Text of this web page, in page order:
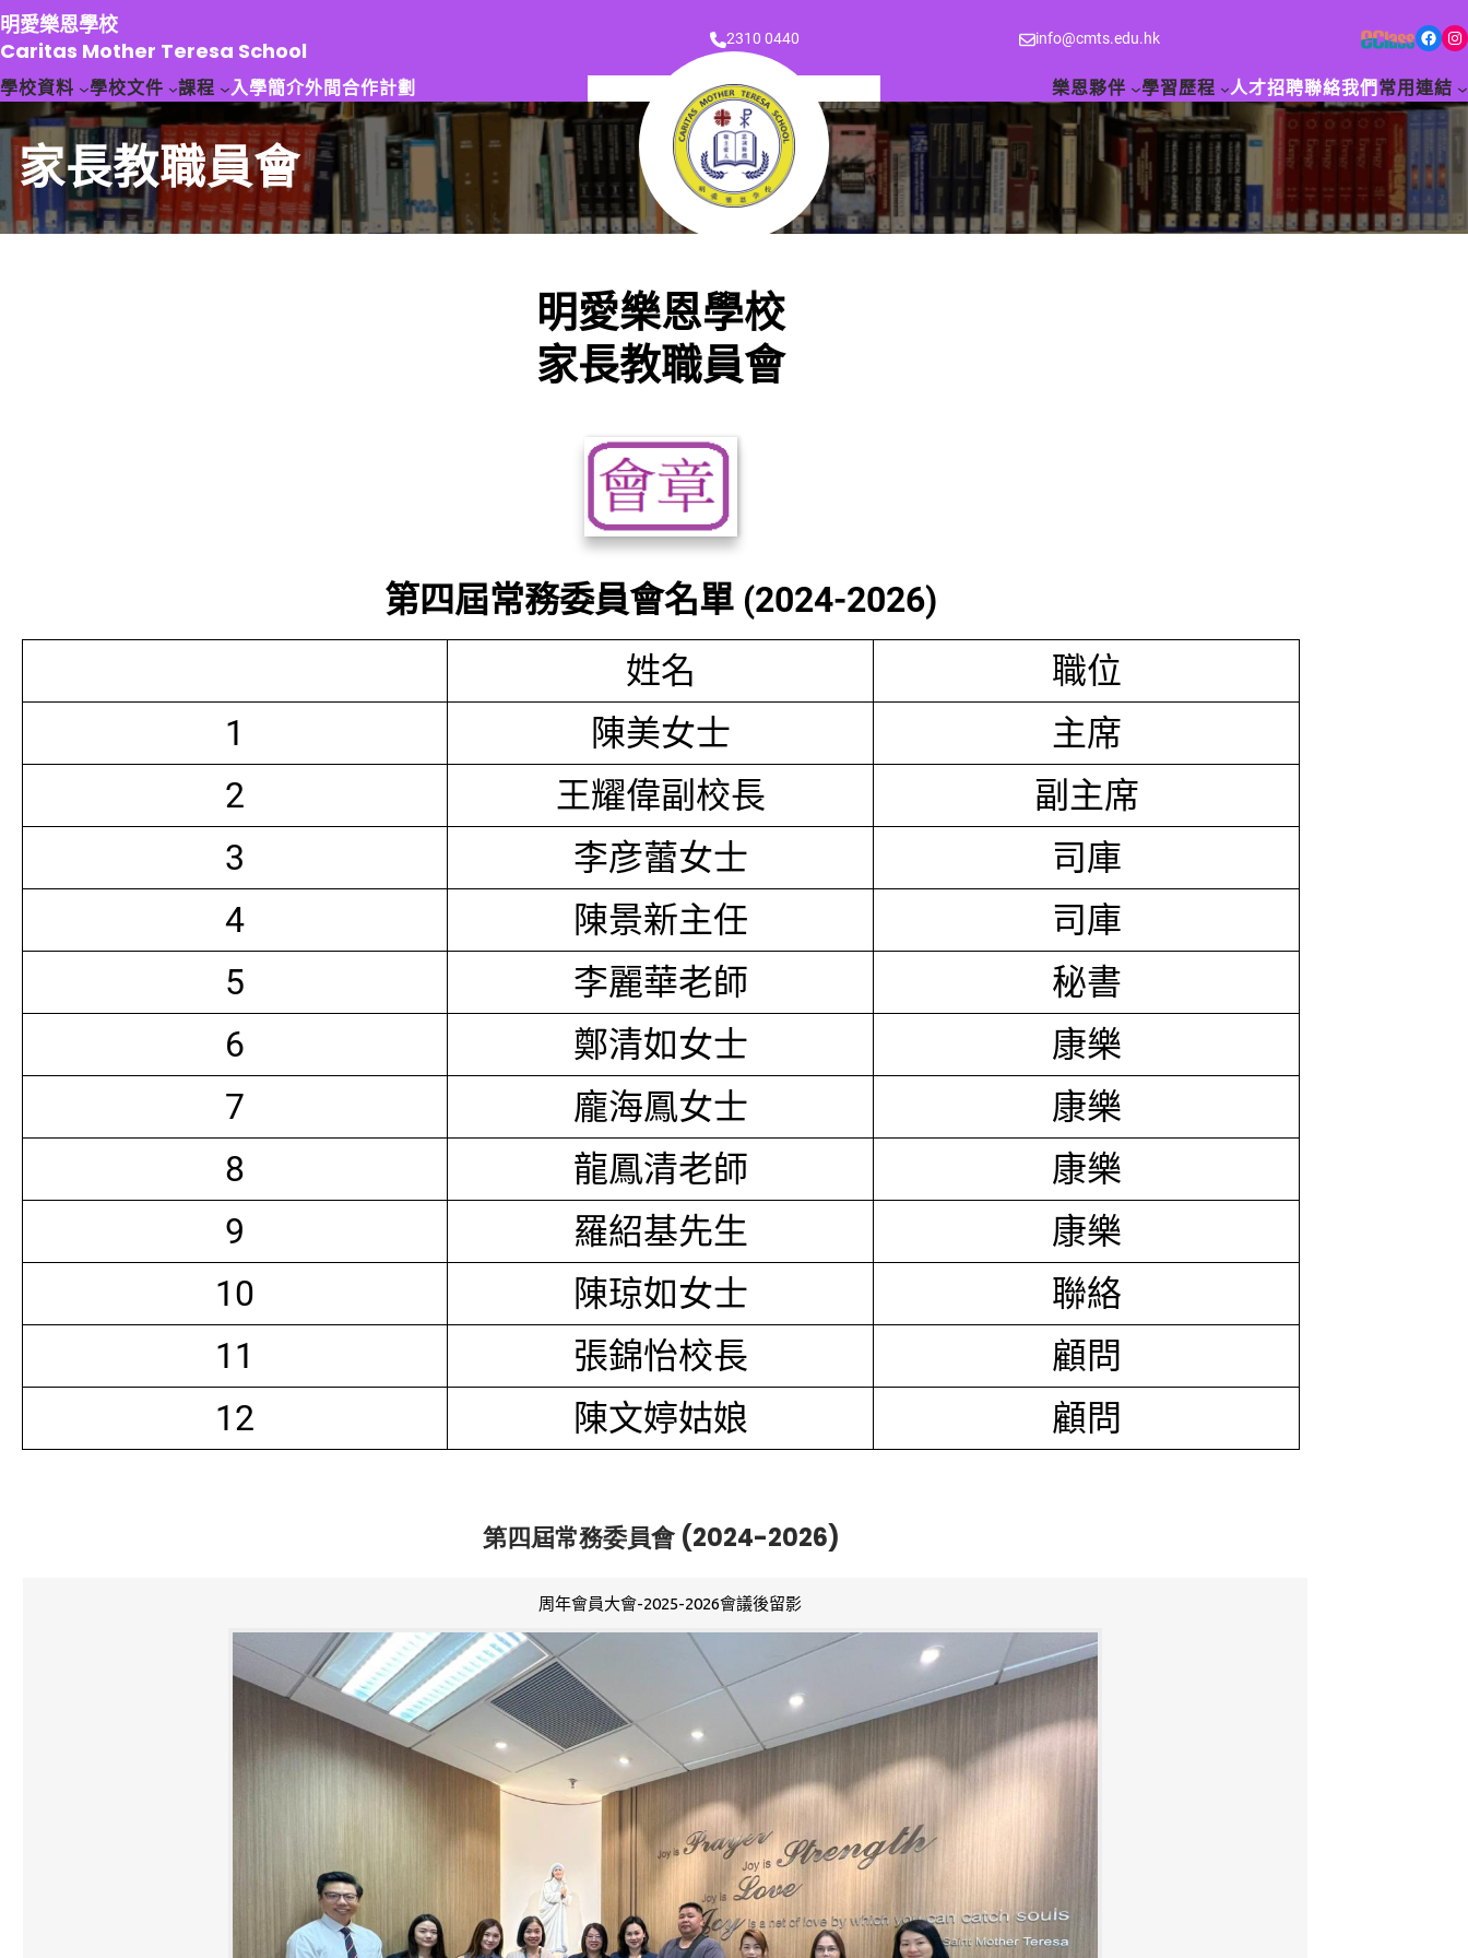
跳
至
主
要
容
明愛樂恩學校
Caritas Mother Teresa School
2310 0440 info@cmts.edu.hk Facebook Instagram
學校資料 學校文件 課程 入學簡介外間合作計劃 樂恩夥伴 學習歷程 人才招聘聯絡我們 常用連結
家長教職員會
明愛樂恩學校
家長教職員會
第四屆常務委員會名單 (2024-2026)
姓名
職位
1
陳美女士
主席
2
王耀偉副校長
副主席
3
李彦蕾女士
司庫
4
陳景新主任
司庫
5
李麗華老師
秘書
6
鄭清如女士
康樂
7
龐海鳳女士
康樂
8
龍鳳清老師
康樂
9
羅紹基先生
康樂
10
陳琼如女士
聯絡
11
張錦怡校長
顧問
12
陳文婷姑娘 顧問
第四屆常務委員會 (2024-2026)
周年會員大會-2025-2026會議後留影